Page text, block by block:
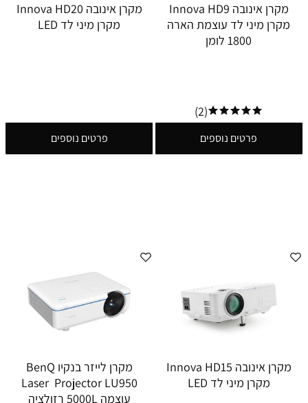
מקרן אינובה Innova HD9
מקרן מיני לד עוצמת הארה
1800 לומן
(2)
פרטים נוספים
מקרן אינובה Innova HD20
מקרן מיני לד LED
פרטים נוספים
מקרן אינובה Innova HD15
מקרן מיני לד LED
מקרן לייזר בנקיו BenQ
Laser Projector LU950
עוצמה 5000L רזולציה